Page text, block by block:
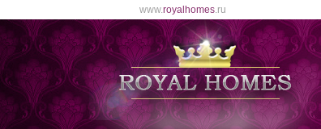
www.royalhomes.ru